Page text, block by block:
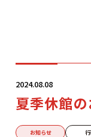
2024.08.08
夏季休館
お知らせ